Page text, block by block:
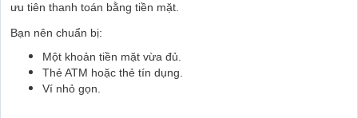
ưu tiên thanh toán bằng tiền mặt.
Bạn nên chuẩn bị:
Một khoản tiền mặt vừa đủ.
Thẻ ATM hoặc thẻ tín dụng.
Ví nhỏ gọn.